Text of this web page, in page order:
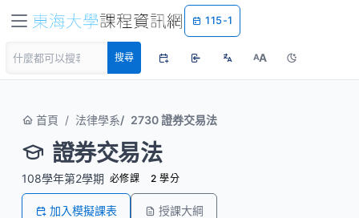
115-1
搜尋 AA
首頁 法律學系 2730 證券交易法
證券交易法
108學年第2學期 必修課 2 學分
加入模擬課表 授課大綱